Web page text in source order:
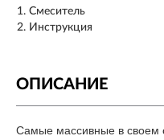
Смеситель
Инструкция
ОПИСАНИЕ
Самые массивные в своем